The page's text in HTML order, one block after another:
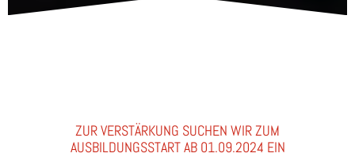
ZUR VERSTÄRKUNG SUCHEN WIR ZUM
AUSBILDUNGSSTART AB 01.09.2024 EIN